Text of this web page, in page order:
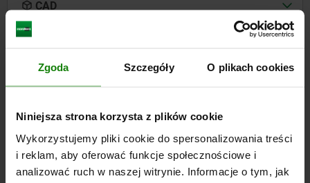
Zgoda Szczegóły O plikach cookies
Niniejsza strona korzysta z plików cookie
Wykorzystujemy pliki cookie do spersonalizowania treści
i reklam, aby oferować funkcje społecznościowe i
analizować ruch w naszej witrynie. Informacje o tym, jak
CAD
Inni klienci również kupili
03087